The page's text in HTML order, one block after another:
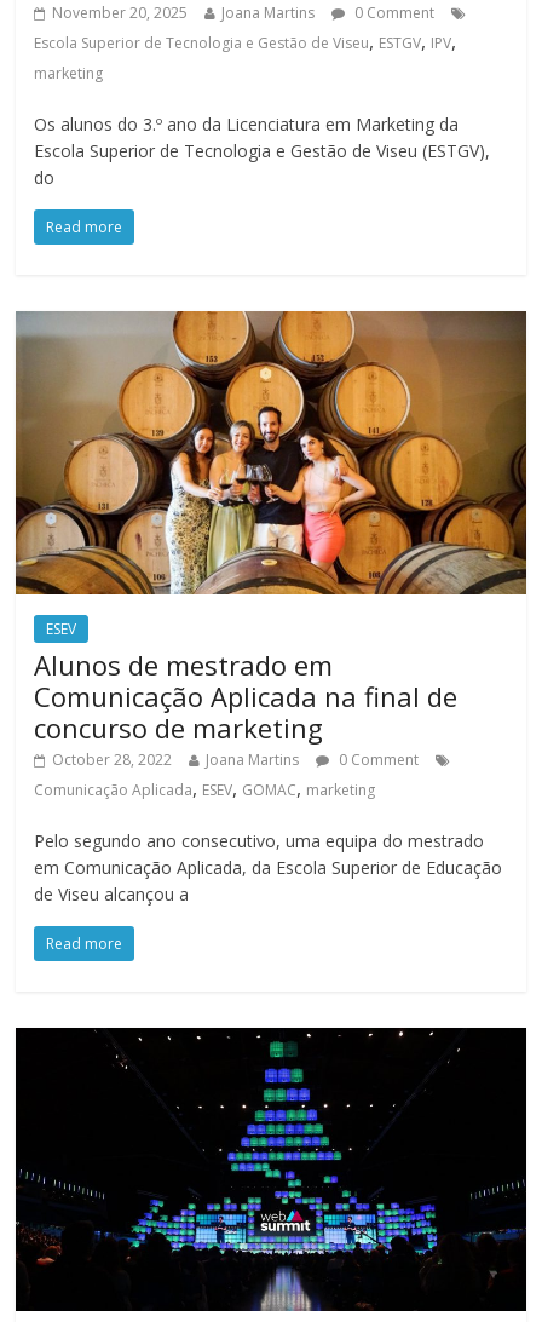
November 20, 2025 Joana Martins
0 Comment
Escola Superior de Tecnologia e Gestão de Viseu, ESTGV, IPV,
marketing
Os alunos do 3.º ano da Licenciatura em Marketing da
Escola Superior de Tecnologia e Gestão de Viseu (ESTGV),
do
Read more
ESEV
Alunos de mestrado em
Comunicação Aplicada na final de
concurso de marketing
October 28, 2022 Joana Martins
0 Comment
Comunicação Aplicada, ESEV, GOMAC, marketing
Pelo segundo ano consecutivo, uma equipa do mestrado
em Comunicação Aplicada, da Escola Superior de Educação
de Viseu alcançou a
Read more